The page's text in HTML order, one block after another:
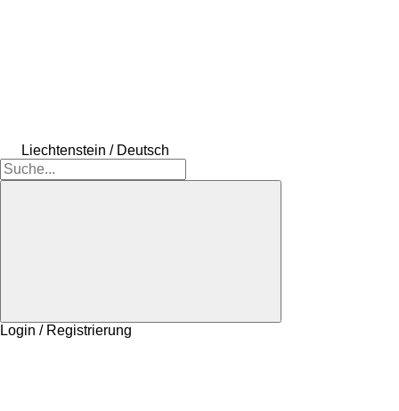
Liechtenstein / Deutsch
Login / Registrierung